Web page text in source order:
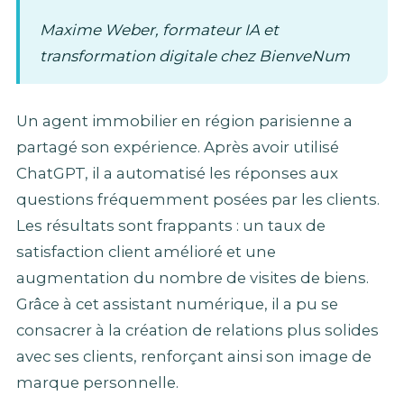
Maxime Weber, formateur IA et
transformation digitale chez BienveNum
Un agent immobilier en région parisienne a
partagé son expérience. Après avoir utilisé
ChatGPT, il a automatisé les réponses aux
questions fréquemment posées par les clients.
Les résultats sont frappants : un taux de
satisfaction client amélioré et une
augmentation du nombre de visites de biens.
Grâce à cet assistant numérique, il a pu se
consacrer à la création de relations plus solides
avec ses clients, renforçant ainsi son image de
marque personnelle.